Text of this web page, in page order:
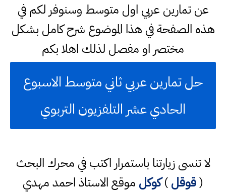
عن تمارين عربي اول متوسط وسنوفر لكم في
هذه الصفحة في هذا الموضوع شرح كامل بشكل
مختصر او مفصل لذلك اهلا بكم
حل تمارين عربي ثاني متوسط الاسبوع
الحادي عشر التلفزيون التربوي
لا تنسى زيارتنا باستمرار اكتب في محرك البحث
(قوقل)كوكل موقع الاستاذ احمد مهدي